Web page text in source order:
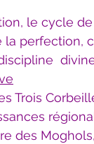
le cycle
perfection,
Trois
des